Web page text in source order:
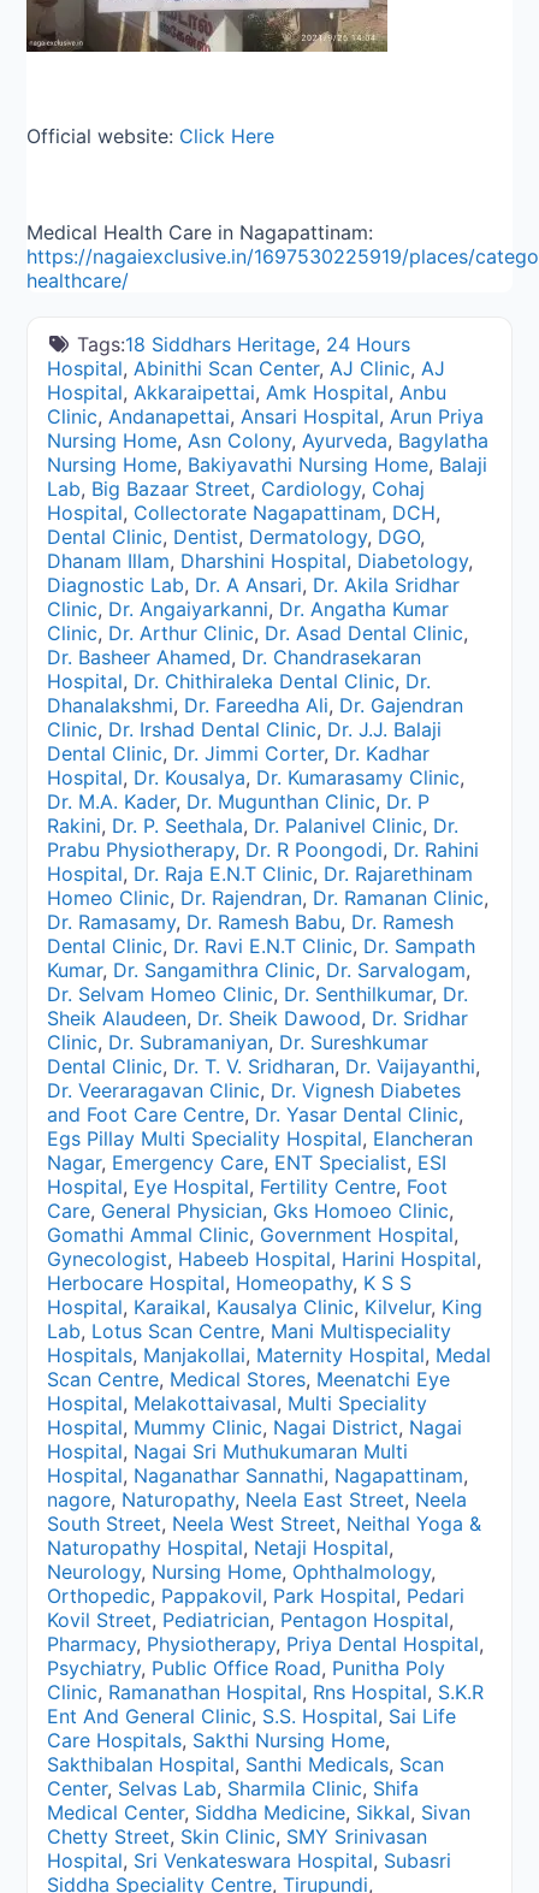
Official website: Click Here
Medical Health Care in Nagapattinam:
https://nagaiexclusive.in/1697530225919/places/
healthcare/
Tags:18 Siddhars Heritage, 24 Hours
Hospital,Abinithi Scan Center,AJ Clinic,AJ
Hospital,Akkaraipettai,Amk Hospital,Anbu
Clinic,Andanapettai,Ansari Hospital,Arun Priya
Nursing Home,Asn Colony,Ayurveda, Bagylatha
Nursing Home, Bakiyavathi Nursing Home, Balaji
Lab, Big Bazaar Street, Cardiology, Cohaj
Hospital, Collectorate Nagapattinam, DCH,
Dental Clinic, Dentist, Dermatology, DGO,
Dhanam Illam, Dharshini Hospital, Diabetology,
Diagnostic Lab, Dr. A Ansari, Dr. Akila Sridhar
Clinic, Dr. Angaiyarkanni, Dr. Angatha Kumar
Clinic, Dr. Arthur Clinic, Dr. Asad Dental Clinic,
Dr. Basheer Ahamed, Dr. Chandrasekaran
Hospital, Dr. Chithiraleka Dental Clinic, Dr.
Dhanalakshmi, Dr. Fareedha Ali, Dr. Gajendran
Clinic, Dr. Irshad Dental Clinic, Dr. J.J. Balaji
Dental Clinic, Dr. Jimmi Corter, Dr. Kadhar
Hospital, Dr. Kousalya, Dr. Kumarasamy Clinic,
Dr. M.A. Kader, Dr. Mugunthan Clinic, Dr. P
Rakini, Dr. P. Seethala, Dr. Palanivel Clinic, Dr.
Prabu Physiotherapy, Dr. R Poongodi, Dr. Rahini
Hospital, Dr. Raja E.N.T Clinic, Dr. Rajarethinam
Homeo Clinic, Dr. Rajendran, Dr. Ramanan Clinic,
Dr. Ramasamy, Dr. Ramesh Babu, Dr. Ramesh
Dental Clinic, Dr. Ravi E.N.T Clinic, Dr. Sampath
Kumar, Dr. Sangamithra Clinic, Dr. Sarvalogam,
Dr. Selvam Homeo Clinic, Dr. Senthilkumar, Dr.
Sheik Alaudeen, Dr. Sheik Dawood, Dr. Sridhar
Clinic, Dr. Subramaniyan, Dr. Sureshkumar
Dental Clinic, Dr. T. V. Sridharan, Dr. Vaijayanthi,
Dr. Veeraragavan Clinic, Dr. Vignesh Diabetes
and Foot Care Centre, Dr. Yasar Dental Clinic,
Egs Pillay Multi Speciality Hospital, Elancheran
Nagar, Emergency Care, ENT Specialist, ESI
Hospital, Eye Hospital, Fertility Centre, Foot
Care, General Physician, Gks Homoeo Clinic,
Gomathi Ammal Clinic, Government Hospital,
Gynecologist, Habeeb Hospital, Harini Hospital,
Herbocare Hospital, Homeopathy, K S S
Hospital, Karaikal, Kausalya Clinic, Kilvelur, King
Lab, Lotus Scan Centre, Mani Multispeciality
Hospitals, Manjakollai, Maternity Hospital, Medal
Scan Centre, Medical Stores, Meenatchi Eye
Hospital, Melakottaivasal, Multi Speciality
Hospital, Mummy Clinic, Nagai District, Nagai
Hospital, Nagai Sri Muthukumaran Multi
Hospital, Naganathar Sannathi, Nagapattinam,
nagore, Naturopathy, Neela East Street, Neela
South Street, Neela West Street, Neithal Yoga &
Naturopathy Hospital, Netaji Hospital,
Neurology, Nursing Home, Ophthalmology,
Orthopedic, Pappakovil, Park Hospital, Pedari
Kovil Street, Pediatrician, Pentagon Hospital,
Pharmacy, Physiotherapy, Priya Dental Hospital,
Psychiatry, Public Office Road, Punitha Poly
Clinic, Ramanathan Hospital, Rns Hospital, S.K.R
Ent And General Clinic, S.S. Hospital, Sai Life
Care Hospitals, Sakthi Nursing Home,
Sakthibalan Hospital, Santhi Medicals, Scan
Center, Selvas Lab, Sharmila Clinic, Shifa
Medical Center, Siddha Medicine, Sikkal, Sivan
Chetty Street, Skin Clinic, SMY Srinivasan
Hospital, Sri Venkateswara Hospital, Subasri
Siddha Speciality Centre,Tirupundi,